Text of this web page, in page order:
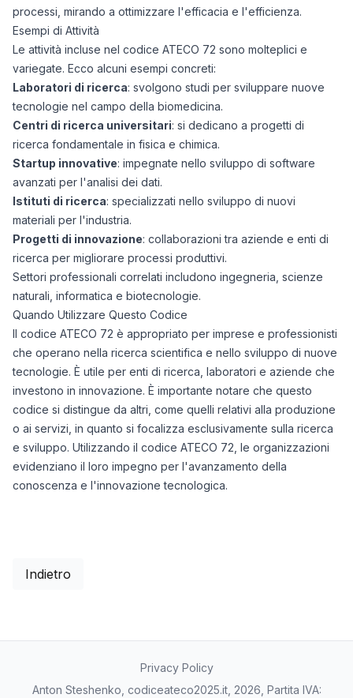
processi, mirando a ottimizzare l'efficacia e l'efficienza.
Esempi di Attività
Le attività incluse nel codice ATECO 72 sono molteplici e
variegate. Ecco alcuni esempi concreti:
Laboratori di ricerca: svolgono studi per sviluppare nuove
tecnologie nel campo della biomedicina.
Centri di ricerca universitari: si dedicano a progetti di
ricerca fondamentale in fisica e chimica.
Startup innovative: impegnate nello sviluppo di software
avanzati per l'analisi dei dati.
Istituti di ricerca: specializzati nello sviluppo di nuovi
materiali per l'industria.
Progetti di innovazione: collaborazioni tra aziende e enti di
ricerca per migliorare processi produttivi.
Settori professionali correlati includono ingegneria, scienze
naturali, informatica e biotecnologie.
Quando Utilizzare Questo Codice
Il codice ATECO 72 è appropriato per imprese e professionisti
che operano nella ricerca scientifica e nello sviluppo di nuove
tecnologie. È utile per enti di ricerca, laboratori e aziende che
investono in innovazione. È importante notare che questo
codice si distingue da altri, come quelli relativi alla produzione
o ai servizi, in quanto si focalizza esclusivamente sulla ricerca
e sviluppo. Utilizzando il codice ATECO 72, le organizzazioni
evidenziano il loro impegno per l'avanzamento della
conoscenza e l'innovazione tecnologica.
Indietro
Privacy Policy
Anton Steshenko, codiceateco2025.it, 2026, Partita IVA: